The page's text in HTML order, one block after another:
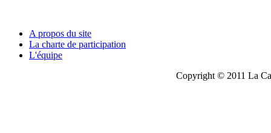
A propos du site
La charte de participation
L'équipe
Copyright © 2011 La